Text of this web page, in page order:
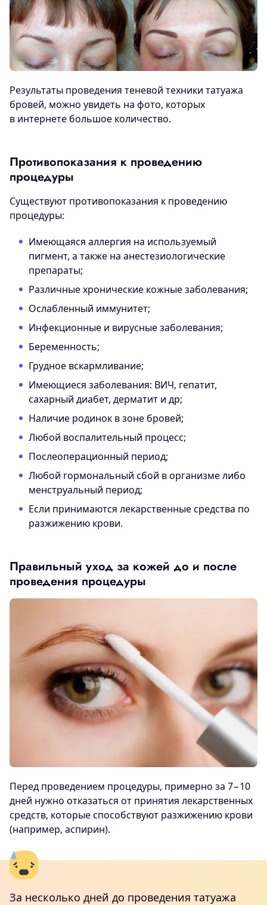
Результаты проведения теневой техники татуажа
бровей, можно увидеть на фото, которых
в интернете большое количество.
Противопоказания к проведению
процедуры
Существуют противопоказания к проведению
процедуры:
Имеющаяся аллергия на используемый
пигмент, а также на анестезиологические
препараты;
Различные хронические кожные заболевания;
Ослабленный иммунитет;
Инфекционные и вирусные заболевания;
Беременность;
Грудное вскармливание;
Имеющиеся заболевания: ВИЧ, гепатит,
сахарный диабет, дерматит и др;
Наличие родинок в зоне бровей;
Любой воспалительный процесс;
Послеоперационный период;
Любой гормональный сбой в организме либо
менструальный период;
Если принимаются лекарственные средства по
разжижению крови.
Правильный уход за кожей до и после
проведения процедуры
Перед проведением процедуры, примерно за 7−10
дней нужно отказаться от принятия лекарственных
средств, которые способствуют разжижению крови
(например, аспирин).
За несколько дней до проведения татуажа